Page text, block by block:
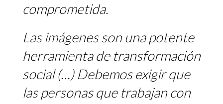
comprometida.
Las imágenes son una potente
herramienta de transformación
social (…) Debemos exigir que
las personas que trabajan con